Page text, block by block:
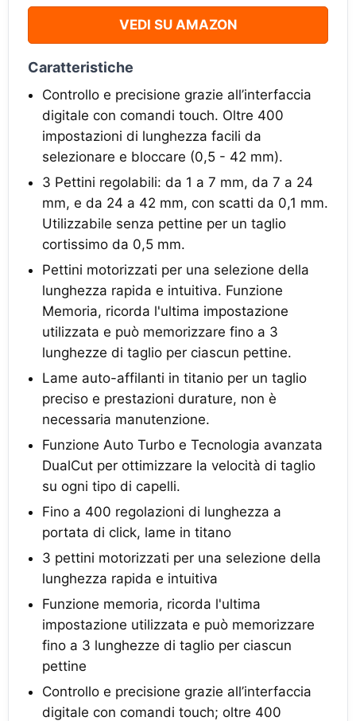
VEDI SU AMAZON
Caratteristiche
Controllo e precisione grazie all’interfaccia
digitale con comandi touch. Oltre 400
impostazioni di lunghezza facili da
selezionare e bloccare (0,5 - 42 mm).
3 Pettini regolabili: da 1 a 7 mm, da 7 a 24
mm, e da 24 a 42 mm, con scatti da 0,1 mm.
Utilizzabile senza pettine per un taglio
cortissimo da 0,5 mm.
Pettini motorizzati per una selezione della
lunghezza rapida e intuitiva. Funzione
Memoria, ricorda l'ultima impostazione
utilizzata e può memorizzare fino a 3
lunghezze di taglio per ciascun pettine.
Lame auto-affilanti in titanio per un taglio
preciso e prestazioni durature, non è
necessaria manutenzione.
Funzione Auto Turbo e Tecnologia avanzata
DualCut per ottimizzare la velocità di taglio
su ogni tipo di capelli.
Fino a 400 regolazioni di lunghezza a
portata di click, lame in titano
3 pettini motorizzati per una selezione della
lunghezza rapida e intuitiva
Funzione memoria, ricorda l'ultima
impostazione utilizzata e può memorizzare
fino a 3 lunghezze di taglio per ciascun
pettine
Controllo e precisione grazie all’interfaccia
digitale con comandi touch; oltre 400